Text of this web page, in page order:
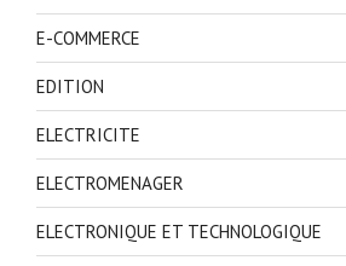
E-COMMERCE
EDITION
ELECTRICITE
ELECTROMENAGER
ELECTRONIQUE ET TECHNOLOGIQUE